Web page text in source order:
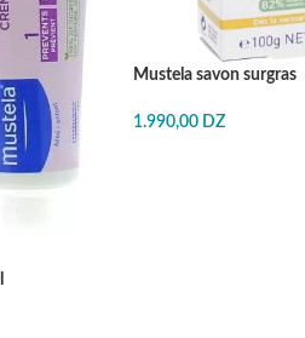
Mustela savon surgras
1.990,00 DZ